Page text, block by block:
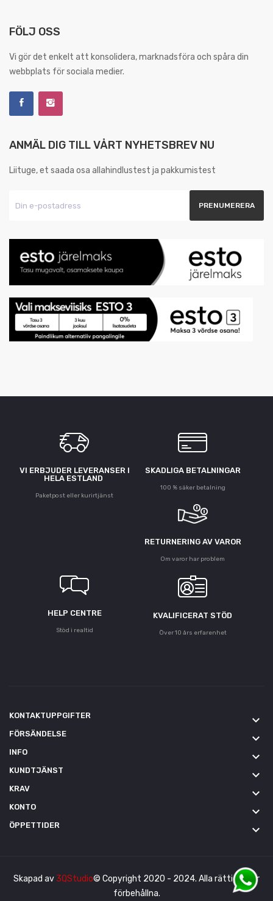
FÖLJ OSS
Vi gör det enkelt att konsolidera, marknadsföra och spåra din
webbplats för sociala medier.
ANMÄL DIG TILL VÅRT NYHETSBREV NU
Liituge, et saada osa allahindlustest ja pakkumistest
VI ERBJUDER LEVERANSER I
HELA ESTLAND
Paketpost eller kurirtjänst
SKADLIGA BETALNINGAR
100 % säker betalning
RETURNERING AV VAROR
Om varor har problem
HELP CENTRE
Stöd i realtid
KVALIFICERAT STÖD
Över 10 års erfarenhet
KONTAKTUPPGIFTER keyboard_arrow_down
FÖRSÄNDELSE keyboard_arrow_down
INFO keyboard_arrow_down
KUNDTJÄNST keyboard_arrow_down
KRAV keyboard_arrow_down
KONTO keyboard_arrow_down
ÖPPETTIDER keyboard_arrow_down
Skapad av 3QStudio© Copyright 2020 - 2024. Alla rättigheter
förbehållna.